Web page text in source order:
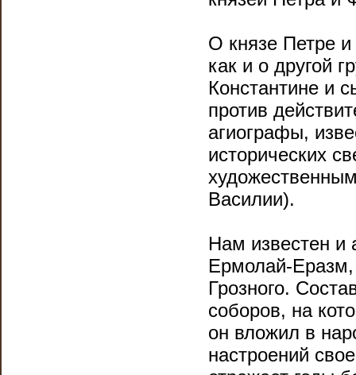
О князе Петре и
как и о другой
Константине и
против
агиографы,
исторических
Василии).
Нам известен и
Ермолай-Еразм,
Грозного.
соборов, на
он вложил в
настроений